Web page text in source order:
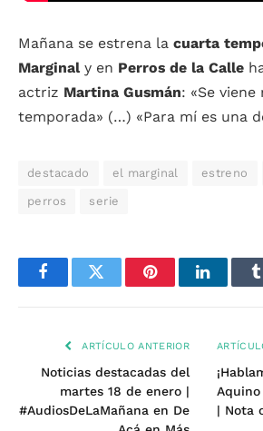
Mañana se estrena la cuarta
Marginaly en Perros de la Calle
actriz Martina Gusmán: «Se
temporada» (…) «Para mí es una
destacado el marginal estreno
perros serie
FacebookTwitter PinterestLinkedIn
ARTÍCULO ANTERIOR
Noticias destacadas del
martes 18 de enero |
#AudiosDeLaMañana en De
| Nota